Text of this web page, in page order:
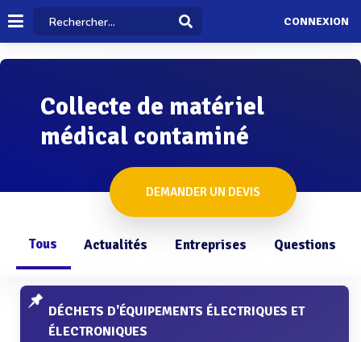
CONNEXION
Collecte de matériel
médical contaminé
DEMANDER UN DEVIS
Tous Actualités Entreprises Questions
DÉCHETS D'ÉQUIPEMENTS ÉLECTRIQUES ET
ÉLECTRONIQUES